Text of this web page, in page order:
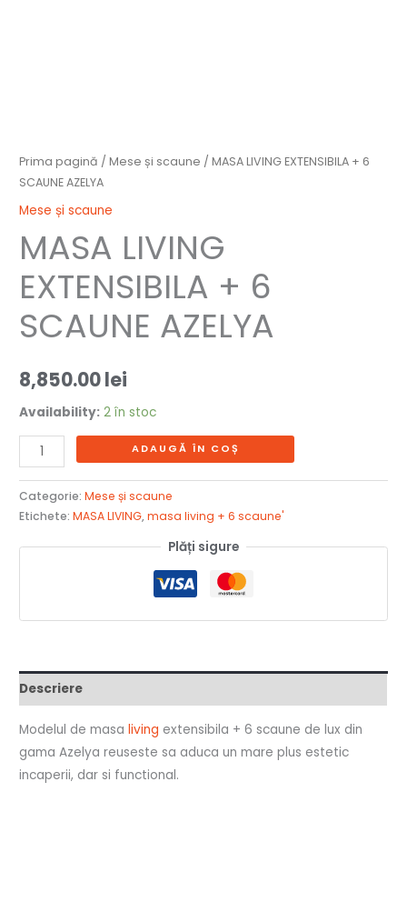
Prima pagină /Mese și scaune / MASA LIVING EXTENSIBILA + 6
SCAUNE AZELYA
Mese și scaune
MASA LIVING
EXTENSIBILA + 6
SCAUNE AZELYA
8,850.00lei
Availability: 2 în stoc
ADAUGĂ ÎN COȘ
Categorie:Mese și scaune
Etichete:MASA LIVING,masa living + 6 scaune'
Plăți sigure
Descriere
Modelul de masaliving extensibila + 6 scaune de lux din
gama Azelya reuseste sa aduca un mare plus estetic
incaperii, dar si functional.